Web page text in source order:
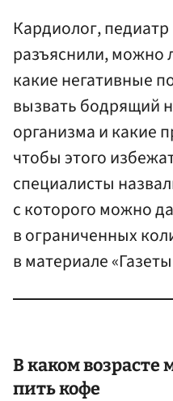
Кардиолог,
разъяснили, можно
какие негативные
вызвать бодрящий
организма и какие
чтобы этого
специалисты
с которого можно
в ограниченных
в материале
В каком
пить кофе